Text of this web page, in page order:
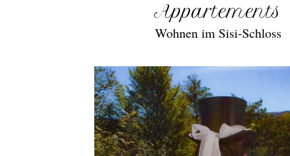
Appartements
Wohnen im Sisi-Schloss